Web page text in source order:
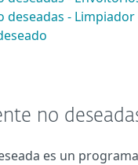
deseadas -
no
es un